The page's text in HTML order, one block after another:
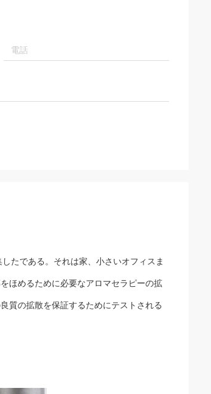
たである。それは家、小さいオフィスま
ほめるために必要なアロマセラピーの拡
質の拡散を保証するためにテストされる